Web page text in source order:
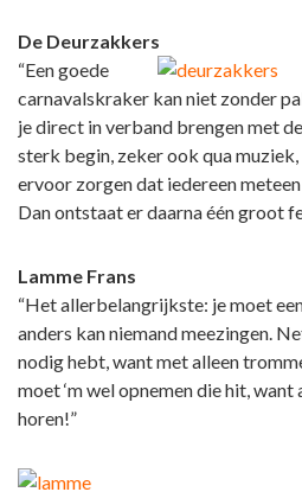
De Deurzakkers
“Een goede
carnavalskraker kan niet zonder
je direct in verband brengen met
sterk begin, zeker ook qua
ervoor zorgen dat iedereen
Dan ontstaat er daarna één groot
Lamme Frans
“Het allerbelangrijkste: je moet
anders kan niemand meezingen.
nodig hebt, want met alleen
moet ‘m wel opnemen die hit, want
horen!”